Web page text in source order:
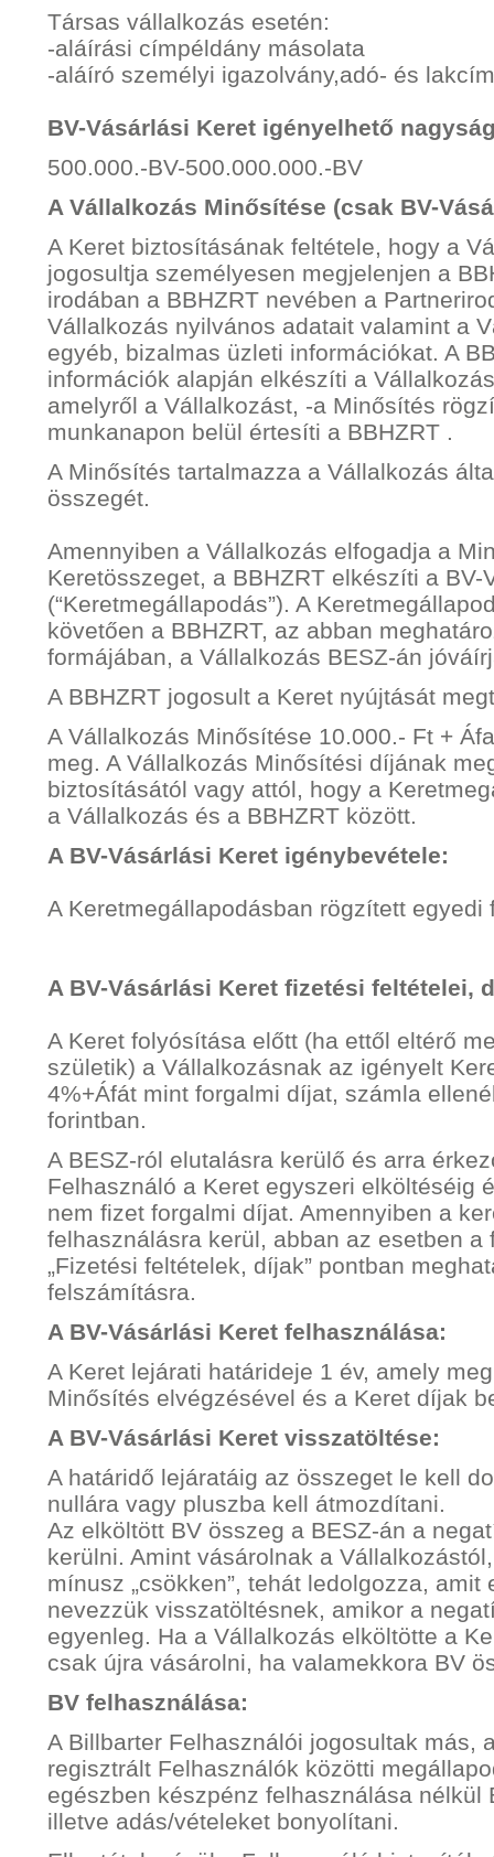
Társas vállalkozás esetén:
-aláírási címpéldány másolata
-aláíró személyi igazolvány,adó- és
BV-Vásárlási Keret igényelhető
500.000.-BV-500.000.000.-BV
A Vállalkozás Minősítése (csak BV-
A Keret biztosításának feltétele, hogy a
jogosultja személyesen megjelenjen a
irodában a BBHZRT nevében a
Vállalkozás nyilvános adatait valamint a
egyéb, bizalmas üzleti információkat. A
információk alapján elkészíti a
amelyről a Vállalkozást, -a Minősítés
munkanapon belül értesíti a BBHZRT .
A Minősítés tartalmazza a Vállalkozás
összegét.
Amennyiben a Vállalkozás elfogadja a
Keretösszeget, a BBHZRT elkészíti a
(“Keretmegállapodás”). A
követően a BBHZRT, az abban
formájában, a Vállalkozás BESZ-án
A BBHZRT jogosult a Keret nyújtását
A Vállalkozás Minősítése 10.000.- Ft +
meg. A Vállalkozás Minősítési díjának
biztosításától vagy attól, hogy a
a Vállalkozás és a BBHZRT között.
A BV-Vásárlási Keret igénybevétele:
A Keretmegállapodásban rögzített egyedi
A BV-Vásárlási Keret fizetési feltételei,
A Keret folyósítása előtt (ha ettől eltérő
születik) a Vállalkozásnak az igényelt
4%+Áfát mint forgalmi díjat, számla
forintban.
A BESZ-ról elutalásra kerülő és arra
Felhasználó a Keret egyszeri elköltéséig
nem fizet forgalmi díjat. Amennyiben a
felhasználásra kerül, abban az esetben a
„Fizetési feltételek, díjak” pontban
felszámításra.
A BV-Vásárlási Keret felhasználása:
A Keret lejárati határideje 1 év, amely
Minősítés elvégzésével és a Keret díjak
A BV-Vásárlási Keret visszatöltése:
A határidő lejáratáig az összeget le kell
nullára vagy pluszba kell átmozdítani.
Az elköltött BV összeg a BESZ-án a
kerülni. Amint vásárolnak a
mínusz „csökken”, tehát ledolgozza, amit
nevezzük visszatöltésnek, amikor a
egyenleg. Ha a Vállalkozás elköltötte a
csak újra vásárolni, ha valamekkora BV
BV felhasználása:
A Billbarter Felhasználói jogosultak más,
regisztrált Felhasználók közötti
egészben készpénz felhasználása nélkül
illetve adás/vételeket bonyolítani.